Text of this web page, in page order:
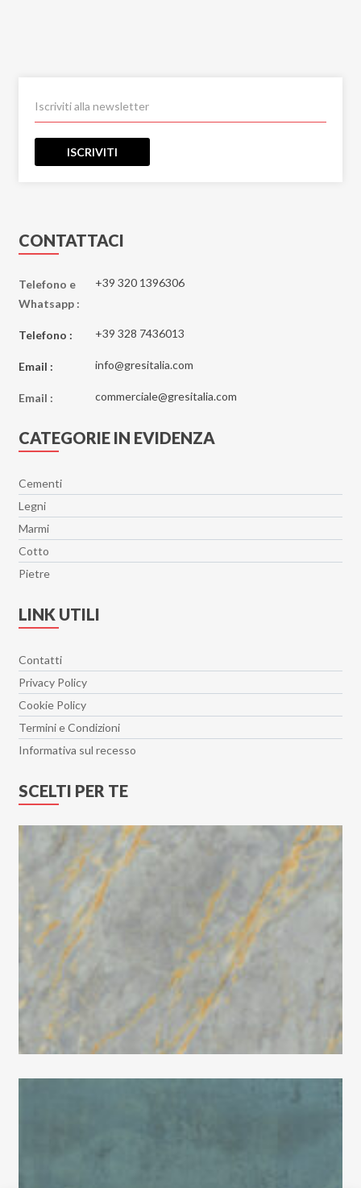
ISCRIVITI
CONTATTACI
Telefono e
Whatsapp :
+39 320 1396306
Telefono : +39 328 7436013
Email : info@gresitalia.com
Email : commerciale@gresitalia.com
CATEGORIE IN EVIDENZA
Cementi
Legni
Marmi
Cotto
Pietre
LINK UTILI
Contatti
Privacy Policy
Cookie Policy
Termini e Condizioni
Informativa sul recesso
SCELTI PER TE